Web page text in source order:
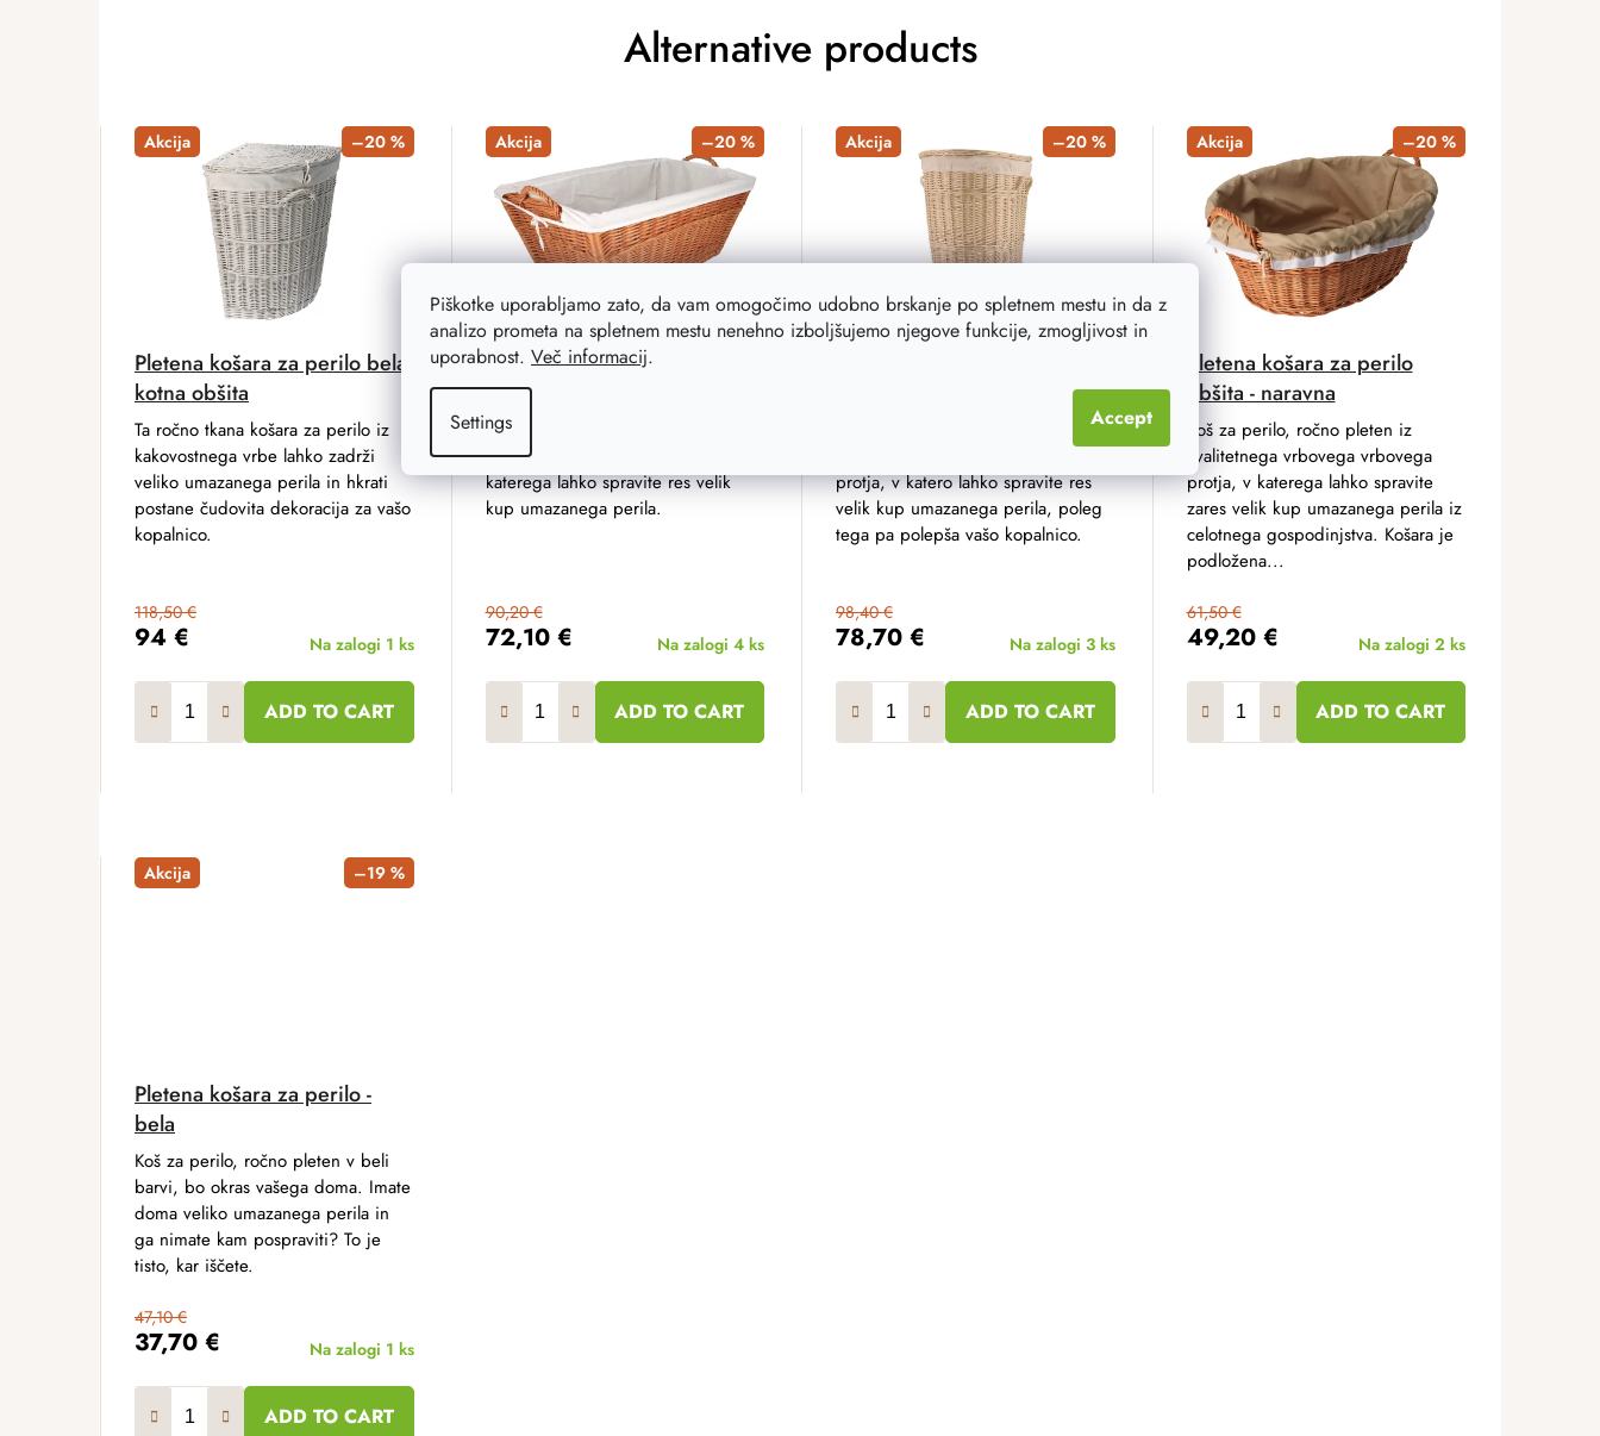
Piškotke uporabljamo zato, da vam omogočimo udobno brskanje po spletnem mestu in da z
analizo prometa na spletnem mestu nenehno izboljšujemo njegove funkcije, zmogljivost in
uporabnost. Več informacij.
Settings Accept
Alternative products
Akcija –20 %
Pletena košara za perilo bela
kotna obšita
94 €
118,50 €
Na zalogi 1 ks
ADD TO CART
Ta ročno tkana košara za perilo iz
kakovostnega vrbe lahko zadrži
veliko umazanega perila in hkrati
postane čudovita dekoracija za vašo
kopalnico.
Akcija –20 %
Pletena košara za perilo
oglata obšita
72,10 €
90,20 €
Na zalogi 4 ks
ADD TO CART
Koš za perilo, ročno pleten iz
kvalitetnega vrbovega protja, v
katerega lahko spravite res velik
kup umazanega perila.
Akcija –20 %
78,70 €
98,40 €
Na zalogi 3 ks
ADD TO CART
protja, v katero lahko spravite res
velik kup umazanega perila, poleg
tega pa polepša vašo kopalnico.
Akcija –20 %
Pletena košara za perilo
obšita - naravna
49,20 €
61,50 €
Na zalogi 2 ks
ADD TO CART
Koš za perilo, ročno pleten iz
kvalitetnega vrbovega vrbovega
protja, v katerega lahko spravite
zares velik kup umazanega perila iz
celotnega gospodinjstva. Košara je
podložena...
Akcija –19 %
Pletena košara za perilo -
bela
37,70 €
47,10 €
Na zalogi 1 ks
ADD TO CART
Koš za perilo, ročno pleten v beli
barvi, bo okras vašega doma. Imate
doma veliko umazanega perila in
ga nimate kam pospraviti? To je
tisto, kar iščete.